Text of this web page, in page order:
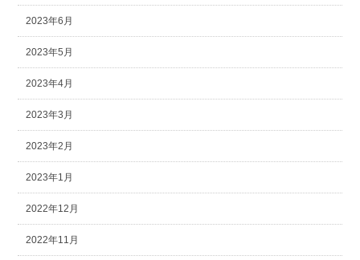
2023年6月
2023年5月
2023年4月
2023年3月
2023年2月
2023年1月
2022年12月
2022年11月